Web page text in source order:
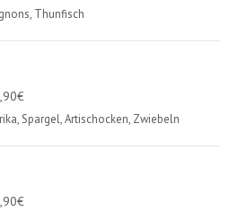
Thunfisch
€
Spargel, Artischocken, Zwiebeln
€